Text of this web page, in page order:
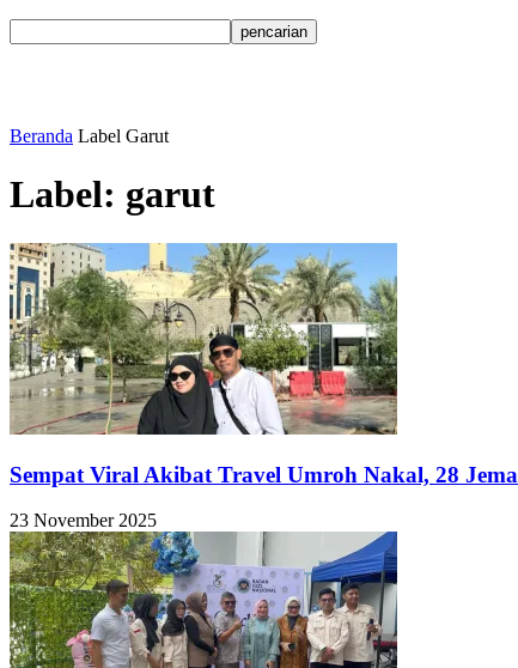
Beranda Label Garut
Label: garut
Sempat Viral Akibat Travel Umroh Nakal, 28
23 November 2025